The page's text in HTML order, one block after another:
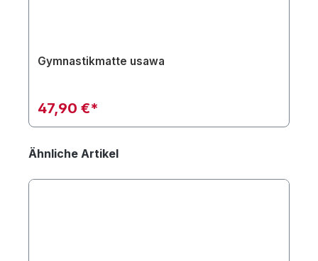
Gymnastikmatte usawa
47,90 €*
Ähnliche Artikel